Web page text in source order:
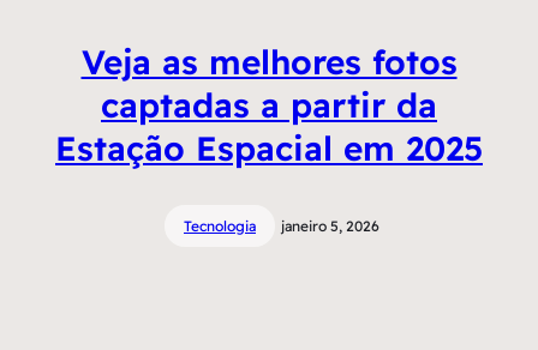
Veja as melhores fotos
captadas a partir da
Estação Espacial em 2025
Tecnologia janeiro 5, 2026